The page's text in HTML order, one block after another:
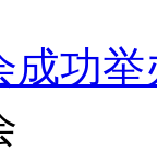
功